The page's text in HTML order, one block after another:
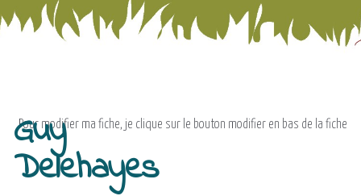
Pour modifier ma fiche, je clique sur le bouton modifier en bas de la fiche
Guy
Delehayes